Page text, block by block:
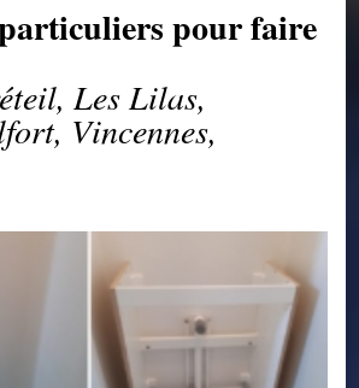
pour faire
Les Lilas,
Vincennes,